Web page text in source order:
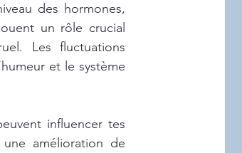
des hormones,
un rôle crucial
Les fluctuations
et le système
influencer tes
amélioration de